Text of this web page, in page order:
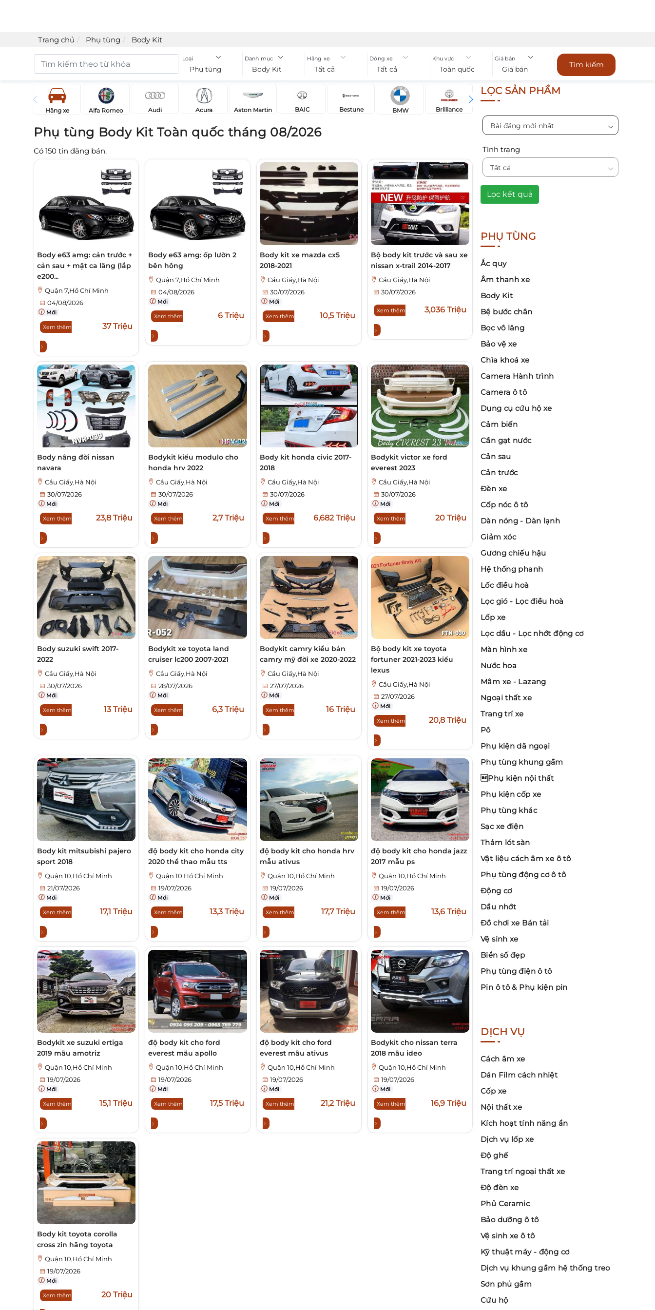
Trang chủ Phụ tùng Body Kit
Loại
Phụ tùng
Danh mục
Body Kit
Hãng xe
Tất cả
Dòng xe
Tất cả
Khu vực
Toàn quốc
Giá bán
Giá bán Tìm kiếm
Hãng xe Alfa Romeo Audi Acura Aston Martin BAIC Bestune BMW Brilliance
Phụ tùng Body Kit Toàn quốc tháng 08/2026
Có 150 tin đăng bán.
Body e63 amg: cản trước +
cản sau + mặt ca lăng (lắp
e200...
Quận 7,Hồ Chí Minh
04/08/2026
Mới
Xem thêm 37 Triệu
Body e63 amg: ốp lườn 2
bên hông
Quận 7,Hồ Chí Minh
04/08/2026
Mới
Xem thêm 6 Triệu
Body kit xe mazda cx5
2018-2021
Cầu Giấy,Hà Nội
30/07/2026
Mới
Xem thêm 10,5 Triệu
Bộ body kit trước và sau xe
nissan x-trail 2014-2017
Cầu Giấy,Hà Nội
30/07/2026
Xem thêm 3,036 Triệu
Body nâng đời nissan
navara
Cầu Giấy,Hà Nội
30/07/2026
Mới
Xem thêm 23,8 Triệu
Bodykit kiểu modulo cho
honda hrv 2022
Cầu Giấy,Hà Nội
30/07/2026
Mới
Xem thêm 2,7 Triệu
Body kit honda civic 2017-
2018
Cầu Giấy,Hà Nội
30/07/2026
Mới
Xem thêm 6,682 Triệu
Bodykit victor xe ford
everest 2023
Cầu Giấy,Hà Nội
30/07/2026
Mới
Xem thêm 20 Triệu
Body suzuki swift 2017-
2022
Cầu Giấy,Hà Nội
30/07/2026
Mới
Xem thêm 13 Triệu
Bodykit xe toyota land
cruiser lc200 2007-2021
Cầu Giấy,Hà Nội
28/07/2026
Mới
Xem thêm 6,3 Triệu
Bodykit camry kiểu bản
camry mỹ đời xe 2020-2022
Cầu Giấy,Hà Nội
27/07/2026
Mới
Xem thêm 16 Triệu
Bộ body kit xe toyota
fortuner 2021-2023 kiểu
lexus
Cầu Giấy,Hà Nội
27/07/2026
Mới
Xem thêm 20,8 Triệu
Body kit mitsubishi pajero
sport 2018
Quận 10,Hồ Chí Minh
21/07/2026
Mới
Xem thêm 17,1 Triệu
độ body kit cho honda city
2020 thể thao mẫu tts
Quận 10,Hồ Chí Minh
19/07/2026
Mới
Xem thêm 13,3 Triệu
độ body kit cho honda hrv
mẫu ativus
Quận 10,Hồ Chí Minh
19/07/2026
Mới
Xem thêm 17,7 Triệu
độ body kit cho honda jazz
2017 mẫu ps
Quận 10,Hồ Chí Minh
19/07/2026
Mới
Xem thêm 13,6 Triệu
Bodykit xe suzuki ertiga
2019 mẫu amotriz
Quận 10,Hồ Chí Minh
19/07/2026
Mới
Xem thêm 15,1 Triệu
độ body kit cho ford
everest mẫu apollo
Quận 10,Hồ Chí Minh
19/07/2026
Mới
Xem thêm 17,5 Triệu
độ body kit cho ford
everest mẫu ativus
Quận 10,Hồ Chí Minh
19/07/2026
Mới
Xem thêm 21,2 Triệu
Bodykit cho nissan terra
2018 mẫu ideo
Quận 10,Hồ Chí Minh
19/07/2026
Mới
Xem thêm 16,9 Triệu
Body kit toyota corolla
cross zin hãng toyota
Quận 10,Hồ Chí Minh
19/07/2026
Mới
Xem thêm 20 Triệu
LỌC SẢN PHẨM
Bài đăng mới nhất
Tình trạng
Tất cả
Lọc kết quả
PHỤ TÙNG
Ắc quy
Âm thanh xe
Body Kit
Bệ bước chân
Bọc vô lăng
Bảo vệ xe
Chìa khoá xe
Camera Hành trình
Camera ô tô
Dụng cụ cứu hộ xe
Cảm biến
Cần gạt nước
Cản sau
Cản trước
Đèn xe
Cốp nóc ô tô
Dàn nóng - Dàn lạnh
Giảm xóc
Gương chiếu hậu
Hệ thống phanh
Lốc điều hoà
Lọc gió - Lọc điều hoà
Lốp xe
Lọc dầu - Lọc nhớt động cơ
Màn hình xe
Nước hoa
Mâm xe - Lazang
Ngoại thất xe
Trang trí xe
Pô
Phụ kiện dã ngoại
Phụ tùng khung gầm
Phụ kiện nội thất
Phụ kiện cốp xe
Phụ tùng khác
Sạc xe điện
Thảm lót sàn
Vật liệu cách âm xe ô tô
Phụ tùng động cơ ô tô
Động cơ
Dầu nhớt
Đồ chơi xe Bán tải
Vệ sinh xe
Biển số đẹp
Phụ tùng điện ô tô
Pin ô tô & Phụ kiện pin
DỊCH VỤ
Cách âm xe
Dán Film cách nhiệt
Cốp xe
Nội thất xe
Kích hoạt tính năng ẩn
Dịch vụ lốp xe
Độ ghế
Trang trí ngoại thất xe
Độ đèn xe
Phủ Ceramic
Bảo dưỡng ô tô
Vệ sinh xe ô tô
Kỹ thuật máy - động cơ
Dịch vụ khung gầm hệ thống treo
Sơn phủ gầm
Cứu hộ